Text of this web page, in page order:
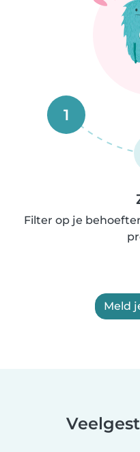
1
Filter op je
Meld